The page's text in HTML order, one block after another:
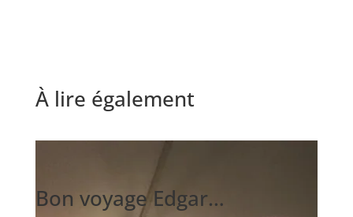
À lire également
Bon voyage Edgar…